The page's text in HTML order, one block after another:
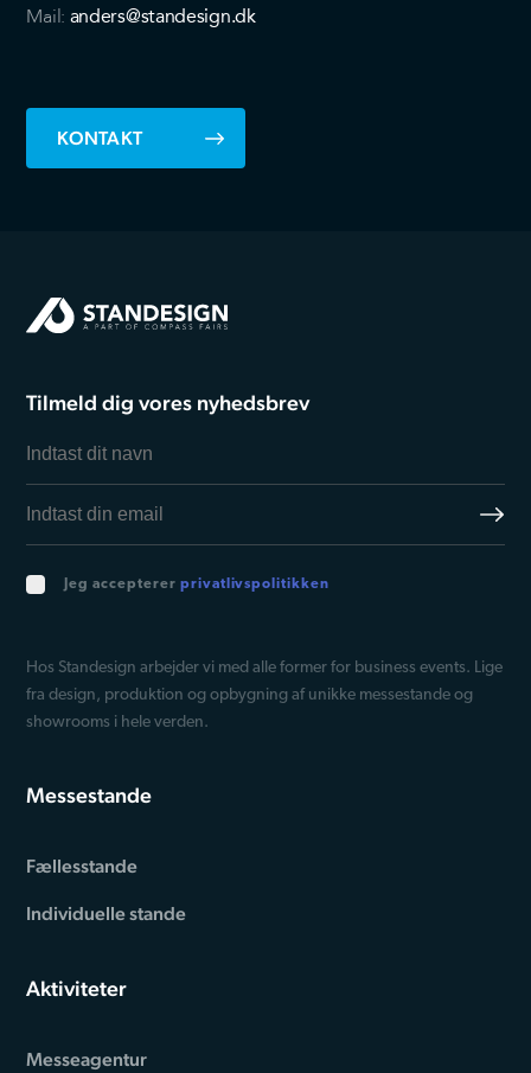
Mail: anders@standesign.dk
KONTAKT
Tilmeld dig vores nyhedsbrev
Jeg accepterer privatlivspolitikken
Hos Standesign arbejder vi med alle former for business events. Lige
fra design, produktion og opbygning af unikke messestande og
showrooms i hele verden.
Messestande
Fællesstande
Individuelle stande
Aktiviteter
Messeagentur